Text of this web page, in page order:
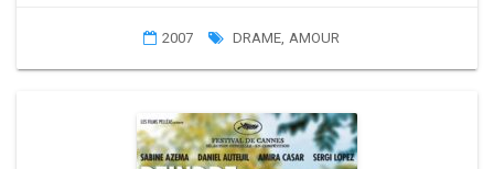
2007 DRAME, AMOUR